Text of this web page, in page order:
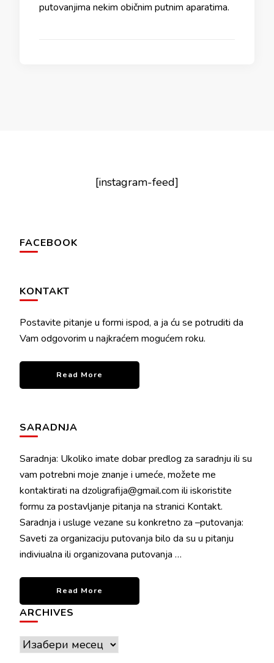
putovanjima nekim običnim putnim aparatima.
[instagram-feed]
FACEBOOK
KONTAKT
Postavite pitanje u formi ispod, a ja ću se potruditi da
Vam odgovorim u najkraćem mogućem roku.
Read More
SARADNJA
Saradnja: Ukoliko imate dobar predlog za saradnju ili su
vam potrebni moje znanje i umeće, možete me
kontaktirati na dzoligrafija@gmail.com ili iskoristite
formu za postavljanje pitanja na stranici Kontakt.
Saradnja i usluge vezane su konkretno za –putovanja:
Saveti za organizaciju putovanja bilo da su u pitanju
indiviualna ili organizovana putovanja …
Read More
ARCHIVES
Archives